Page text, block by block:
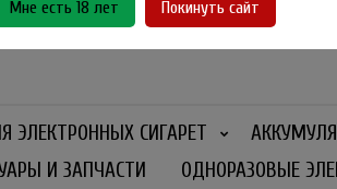
ЭЛЕКТРОННЫХ СИГАРЕТ
И ЗАПЧАСТИ ОДНОРАЗОВЫЕ
Мне есть 18 лет Покинуть сайт